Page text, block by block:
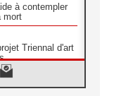
à contempler
mort
Triennal d'art
aux religieuses